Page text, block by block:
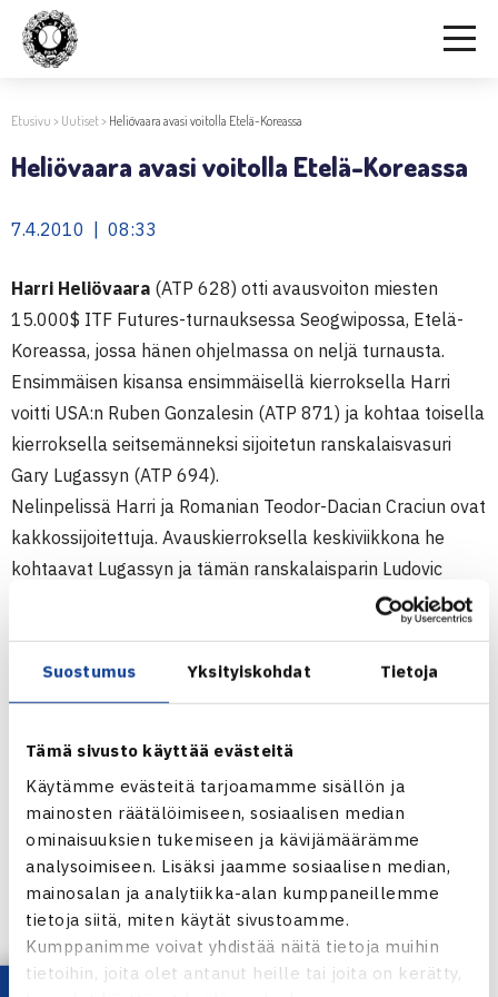
Suostumus Yksityiskohdat Tietoja
Tämä sivusto käyttää evästeitä
Käytämme evästeitä tarjoamamme sisällön ja
mainosten räätälöimiseen, sosiaalisen median
ominaisuuksien tukemiseen ja kävijämäärämme
analysoimiseen. Lisäksi jaamme sosiaalisen median,
mainosalan ja analytiikka-alan kumppaneillemme
tietoja siitä, miten käytät sivustoamme.
Kumppanimme voivat yhdistää näitä tietoja muihin
tietoihin, joita olet antanut heille tai joita on kerätty,
Etusivu > Uutiset> Heliövaara avasi voitolla Etelä-Koreassa
Heliövaara avasi voitolla Etelä-Koreassa
7.4.2010 | 08:33
Harri Heliövaara (ATP 628) otti avausvoiton miesten
15.000$ ITF Futures-turnauksessa Seogwipossa, Etelä-
Koreassa, jossa hänen ohjelmassa on neljä turnausta.
Ensimmäisen kisansa ensimmäisellä kierroksella Harri
voitti USA:n Ruben Gonzalesin (ATP 871) ja kohtaa toisella
kierroksella seitsemänneksi sijoitetun ranskalaisvasuri
Gary Lugassyn (ATP 694).
Nelinpelissä Harri ja Romanian Teodor-Dacian Craciun ovat
kakkossijoitettuja. Avauskierroksella keskiviikkona he
kohtaavat Lugassyn ja tämän ranskalaisparin Ludovic
Seogwipon jälkeen turnaukset Etelä-Koreassa jatkuvat
Daegussa, Changwonissa ja Gimcheonissa. Kaikkien
Miesten 15.000$ ITF Futures-turnaus
5.-11.4. Seogwipo, Etelä-Korea
Kaksinpeli
1.kierrosta: Harri Heliövaara – Ruben Gonzales USA 63
76(3)
Miesten ITF Futures-turnaus Seogwipossa